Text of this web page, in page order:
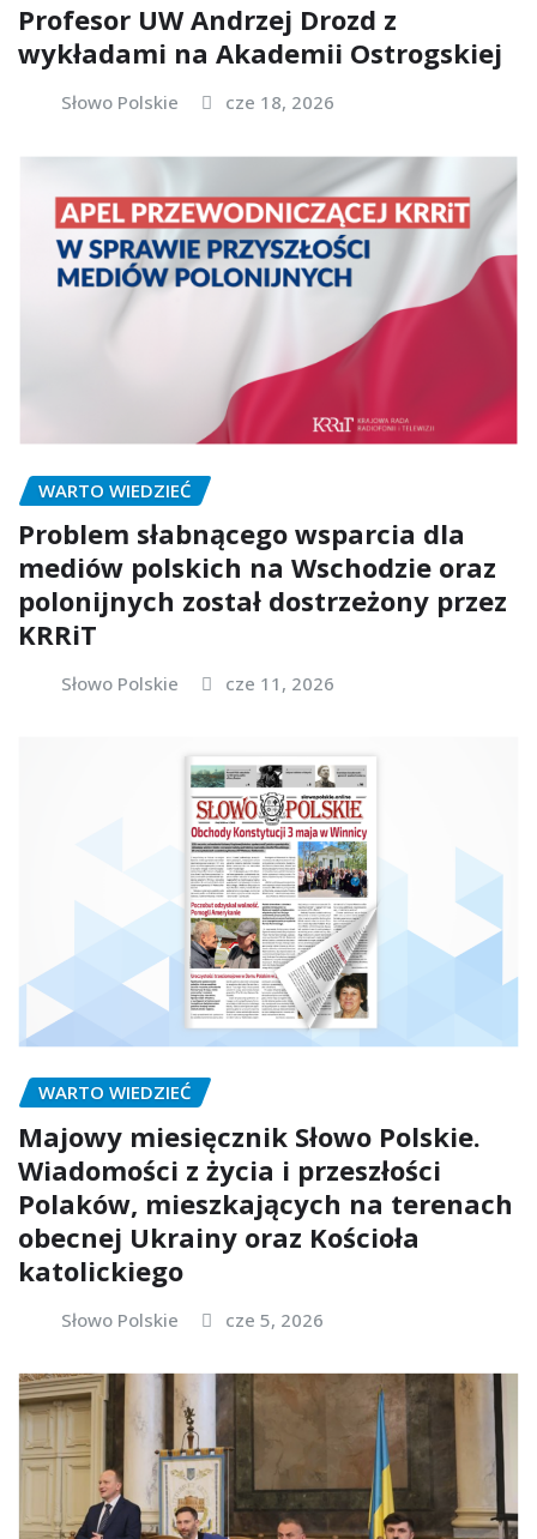
Profesor UW Andrzej Drozd z
wykładami na Akademii Ostrogskiej
Słowo Polskie cze 18, 2026
WARTO WIEDZIEĆ
Problem słabnącego wsparcia dla
mediów polskich na Wschodzie oraz
polonijnych został dostrzeżony przez
KRRiT
Słowo Polskie cze 11, 2026
WARTO WIEDZIEĆ
Majowy miesięcznik Słowo Polskie.
Wiadomości z życia i przeszłości
Polaków, mieszkających na terenach
obecnej Ukrainy oraz Kościoła
katolickiego
Słowo Polskie cze 5, 2026